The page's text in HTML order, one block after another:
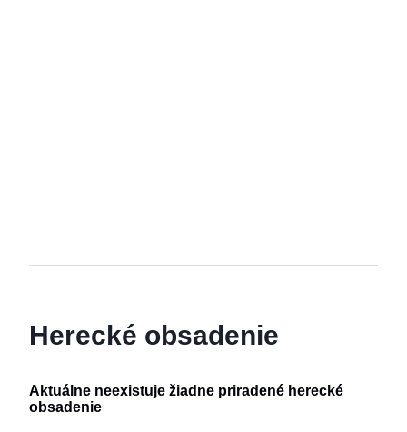
Herecké obsadenie
Aktuálne neexistuje žiadne priradené herecké
obsadenie